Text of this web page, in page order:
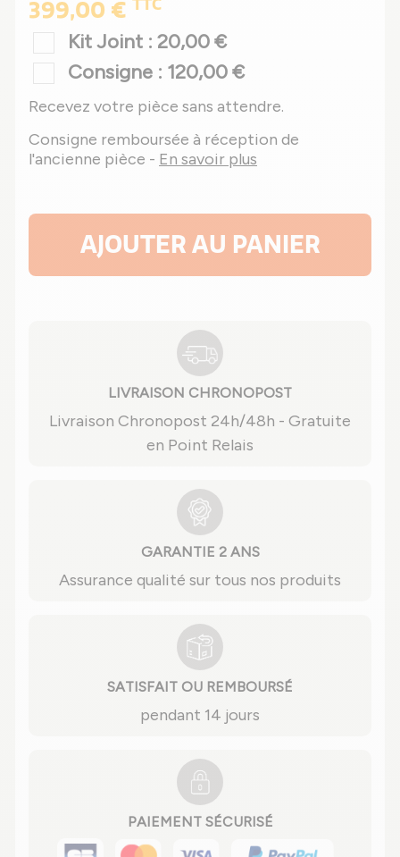
399,00 € TTC
Kit Joint : 20,00 €
Consigne : 120,00 €
Recevez votre pièce sans attendre.
Consigne remboursée à réception de
l'ancienne pièce - En savoir plus
AJOUTER AU PANIER
LIVRAISON CHRONOPOST
Livraison Chronopost 24h/48h - Gratuite
en Point Relais
GARANTIE 2 ANS
Assurance qualité sur tous nos produits
SATISFAIT OU REMBOURSÉ
pendant 14 jours
PAIEMENT SÉCURISÉ